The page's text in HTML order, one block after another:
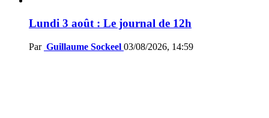
Lundi 3 août : Le journal de 12h
Par Guillaume Sockeel 03/08/2026, 14:59